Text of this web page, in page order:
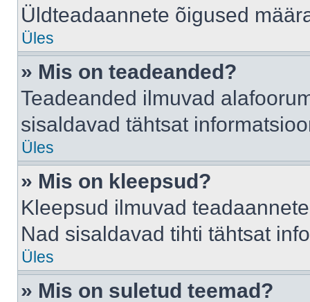
Üldteadaannete õigused
Üles
» Mis on teadeanded?
Teadeanded ilmuvad
sisaldavad tähtsat
Üles
» Mis on kleepsud?
Kleepsud ilmuvad
Nad sisaldavad tihti tähtsat
Üles
» Mis on suletud teemad?